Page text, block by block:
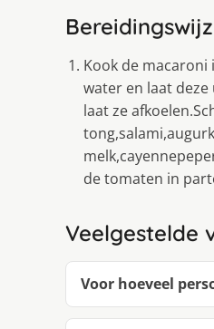
Kook de
water en laat
laat ze
de tomaten in
Veelgestelde
Voor hoeveel